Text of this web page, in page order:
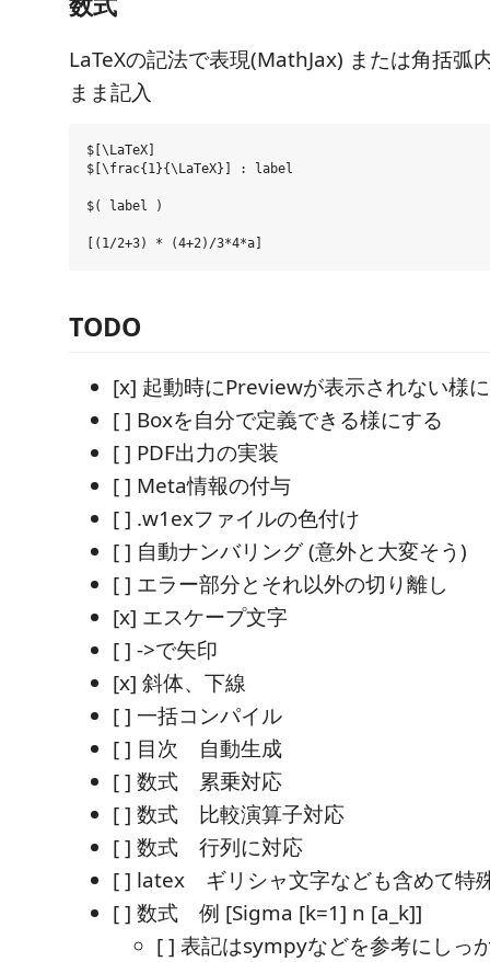
LaTeXの記法で表現(MathJax) または角括弧
まま記入
$[\LaTeX]
$[\frac{1}{\LaTeX}] : label
$( label )
TODO
[x] 起動時にPreviewが表示されない様
[ ] Boxを自分で定義できる様にする
[ ] PDF出力の実装
[ ] Meta情報の付与
[ ] .w1exファイルの色付け
[ ] 自動ナンバリング (意外と大変そう)
[ ] エラー部分とそれ以外の切り離し
[x] エスケープ文字
[ ] ->で矢印
[x] 斜体、下線
[ ] 一括コンパイル
[ ] 目次 自動生成
[ ] 数式 累乗対応
[ ] 数式 比較演算子対応
[ ] 数式 行列に対応
[ ] latex ギリシャ文字なども含めて特
[ ] 数式 例 [Sigma [k=1] n [a_k]]
[ ] 表記はsympyなどを参考にしっ